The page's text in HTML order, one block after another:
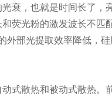
衰，也就是时间长了，
荧光粉的激发波长不匹
部光提取效率降低，
式散热和被动式散热。